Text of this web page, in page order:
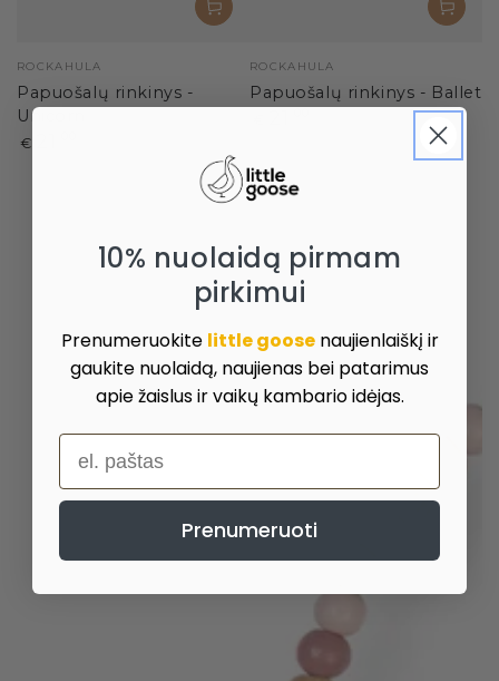
Pardavėjas:
ROCKAHULA
Papuošalų rinkinys -
Unicorn
Paprasta
€
Pardavėjas:
ROCKAHULA
Papuošalų rinkinys - Ballet
Paprasta
10% nuolaidą pirmam
pirkimui
Prenumeruokite little goosenaujienlaiškį ir
gaukite nuolaidą, naujienas bei patarimus
apie žaislus ir vaikų kambario idėjas.
el. paštas
Prenumeruoti